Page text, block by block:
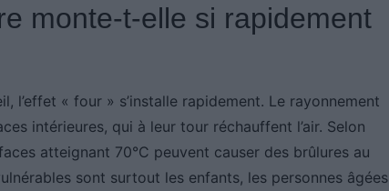
monte-t-elle si rapidement
l’effet « four » s’installe rapidement. Le rayonnement
intérieures, qui à leur tour réchauffent l’air. Selon
atteignant 70°C peuvent causer des brûlures au
sont surtout les enfants, les personnes âgées